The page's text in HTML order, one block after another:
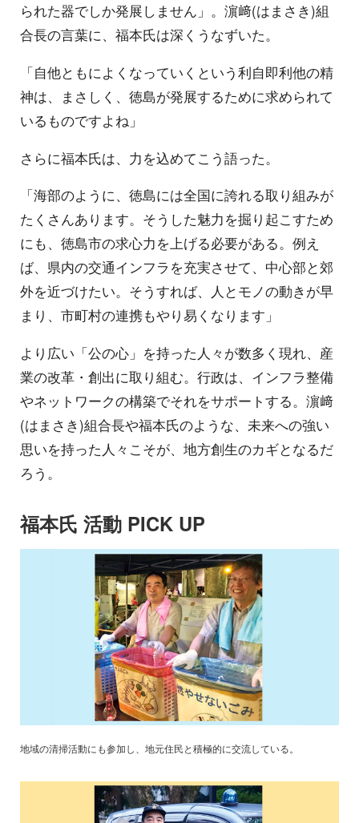
られた器でしか発展しません」。濵﨑(はまさき)組
合長の言葉に、福本氏は深くうなずいた。
「自他ともによくなっていくという利自即利他の精
神は、まさしく、徳島が発展するために求められて
いるものですよね」
さらに福本氏は、力を込めてこう語った。
「海部のように、徳島には全国に誇れる取り組みが
たくさんあります。そうした魅力を掘り起こすため
にも、徳島市の求心力を上げる必要がある。例え
ば、県内の交通インフラを充実させて、中心部と郊
外を近づけたい。そうすれば、人とモノの動きが早
まり、市町村の連携もやり易くなります」
より広い「公の心」を持った人々が数多く現れ、産
業の改革・創出に取り組む。行政は、インフラ整備
やネットワークの構築でそれをサポートする。濵﨑
(はまさき)組合長や福本氏のような、未来への強い
思いを持った人々こそが、地方創生のカギとなるだ
ろう。
福本氏 活動 PICK UP
地域の清掃活動にも参加し、地元住民と積極的に交流している。